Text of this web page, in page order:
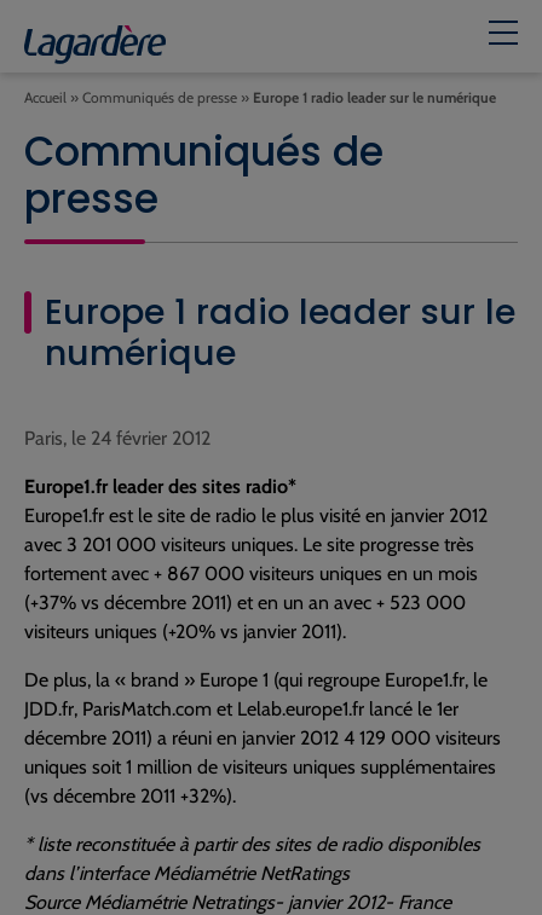
Accueil » Communiqués de presse » Europe 1 radio leader sur le numérique
Communiqués de
presse
Europe 1 radio leader sur le
numérique
Paris, le 24 février 2012
Europe1.fr leader des sites radio*
Europe1.fr est le site de radio le plus visité en janvier 2012
avec 3 201 000 visiteurs uniques. Le site progresse très
fortement avec + 867 000 visiteurs uniques en un mois
(+37% vs décembre 2011) et en un an avec + 523 000
visiteurs uniques (+20% vs janvier 2011).
De plus, la « brand » Europe 1 (qui regroupe Europe1.fr, le
JDD.fr, ParisMatch.com et Lelab.europe1.fr lancé le 1er
décembre 2011) a réuni en janvier 2012 4 129 000 visiteurs
uniques soit 1 million de visiteurs uniques supplémentaires
(vs décembre 2011 +32%).
* liste reconstituée à partir des sites de radio disponibles
dans l’interface Médiamétrie NetRatings
Source Médiamétrie Netratings- janvier 2012- France